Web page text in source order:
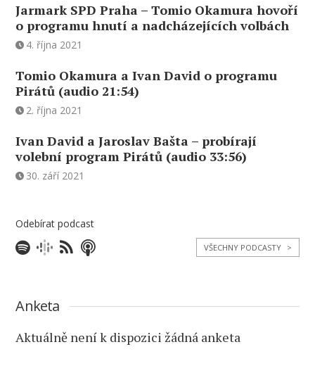
Jarmark SPD Praha – Tomio Okamura hovoří
o programu hnutí a nadcházejících volbách
4. října 2021
Tomio Okamura a Ivan David o programu
Pirátů (audio 21:54)
2. října 2021
Ivan David a Jaroslav Bašta – probírají
volební program Pirátů (audio 33:56)
30. září 2021
Odebírat podcast
VŠECHNY PODCASTY >
Anketa
Aktuálně není k dispozici žádná anketa